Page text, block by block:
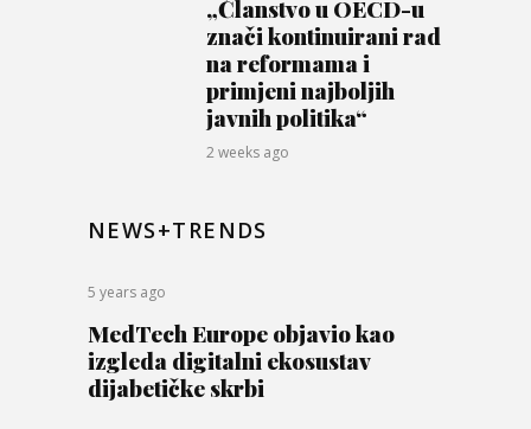
„Članstvo u OECD-u
znači kontinuirani rad
na reformama i
primjeni najboljih
javnih politika“
2 weeks ago
NEWS+TRENDS
5 years ago
MedTech Europe objavio kao
izgleda digitalni ekosustav
dijabetičke skrbi